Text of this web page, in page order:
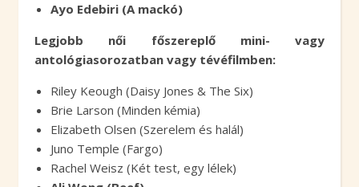
Ayo Edebiri (A mackó)
Legjobb női főszereplő mini- vagy
antológiasorozatban vagy tévéfilmben:
Riley Keough (Daisy Jones & The Six)
Brie Larson (Minden kémia)
Elizabeth Olsen (Szerelem és halál)
Juno Temple (Fargo)
Rachel Weisz (Két test, egy lélek)